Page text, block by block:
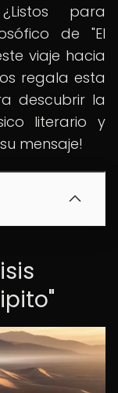
para
de "El
viaje hacia
regala esta
descubrir la
literario y
mensaje!